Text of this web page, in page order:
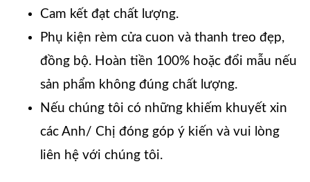
Cam kết đạt chất lượng.
Phụ kiện rèm cửa cuon và thanh treo đẹp,
đồng bộ. Hoàn tiền 100% hoặc đổi mẫu nếu
sản phẩm không đúng chất lượng.
Nếu chúng tôi có những khiếm khuyết xin
các Anh/ Chị đóng góp ý kiến và vui lòng
liên hệ với chúng tôi.